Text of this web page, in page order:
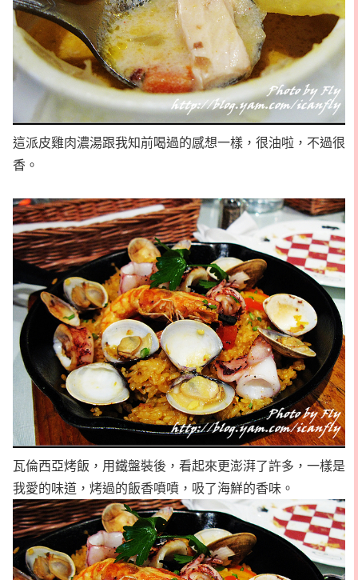
這派皮雞肉濃湯跟我知前喝過的感想一樣，很油啦，不過很
香。
瓦倫西亞烤飯，用鐵盤裝後，看起來更澎湃了許多，一樣是
我愛的味道，烤過的飯香噴噴，吸了海鮮的香味。